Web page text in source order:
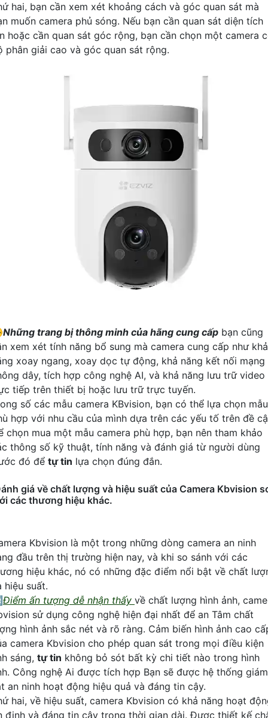
hai, bạn cần xem xét khoảng cách và góc quan sát mà
muốn camera phủ sóng. Nếu bạn cần quan sát diện tích
hoặc cần quan sát góc rộng, bạn cần chọn một camera
phân giải cao và góc quan sát rộng.
Những trang bị thông minh của hãng cung cấp bạn cũng
xem xét tính năng bổ sung mà camera cung cấp như khả
xoay ngang, xoay dọc tự động, khả năng kết nối mạng
dây, tích hợp công nghệ AI, và khả năng lưu trữ video
tiếp trên thiết bị hoặc lưu trữ trực tuyến.
số các mẫu camera KBvision, bạn có thể lựa chọn mẫu
hợp với nhu cầu của mình dựa trên các yếu tố trên đề
chọn mua một mẫu camera phù hợp, bạn nên tham khảo
thông số kỹ thuật, tính năng và đánh giá từ người dùng
đó để tự tin lựa chọn đúng đắn.
giá về chất lượng và hiệu suất của Camera Kbvision
các thương hiệu khác.
Kbvision là một trong những dòng camera an ninh
đầu trên thị trường hiện nay, và khi so sánh với các
hiệu khác, nó có những đặc điểm nổi bật về chất
hiệu suất.
Điểm ấn tượng dễ nhận thấy về chất lượng hình ảnh,
sử dụng công nghệ hiện đại nhất để an Tâm chất
hình ảnh sắc nét và rõ ràng. Cảm biến hình ảnh cao
camera Kbvision cho phép quan sát trong mọi điều kiện
sáng, tự tin không bỏ sót bất kỳ chi tiết nào trong hình
Công nghệ Ai được tích hợp Bạn sẽ được hệ thống giám
an ninh hoạt động hiệu quả và đáng tin cậy.
hai, về hiệu suất, camera Kbvision có khả năng hoạt
định và đáng tin cậy trong thời gian dài. Được thiết kế